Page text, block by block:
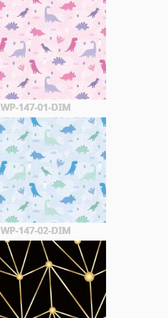
WP-147-01-DIM
WP-147-02-DIM